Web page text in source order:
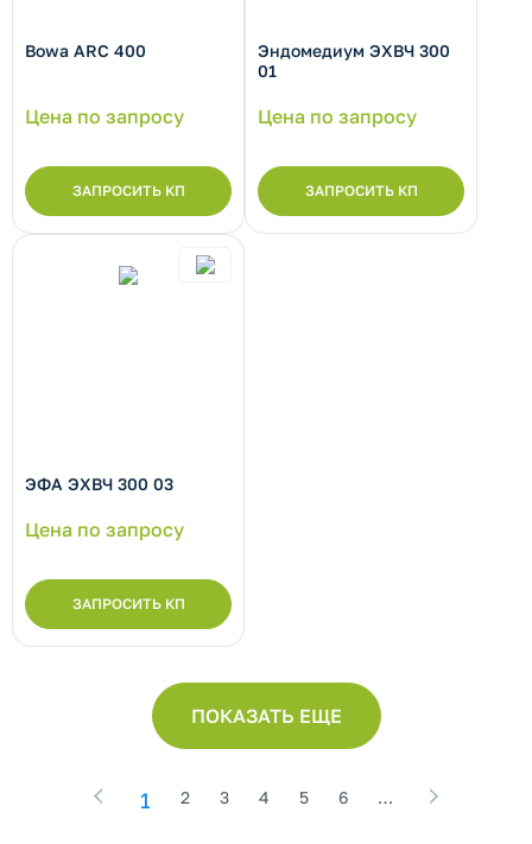
развернуть категорию
Bowa ARC 400
Цена по запросу
ЗАПРОСИТЬ КП
Эндомедиум ЭХВЧ 300
01
Цена по запросу
ЗАПРОСИТЬ КП
ЭФА ЭХВЧ 300 03
Цена по запросу
ЗАПРОСИТЬ КП
ПОКАЗАТЬ ЕЩЕ
1 2 3 4 5 6 …